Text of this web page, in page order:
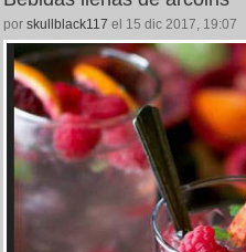
por skullblack117 el 15 dic 2017, 19:07